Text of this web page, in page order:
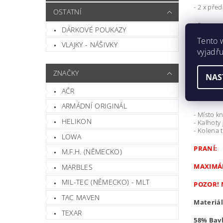
OSTATNÍ
DÁRKOVÉ POUKAZY
VLAJKY - NÁŠIVKY
ZNAČKY
AČR
ARMÁDNÍ ORIGINÁL
HELIKON
LOWA
M.F.H. (NĚMECKO)
MARBLES
MIL-TEC (NĚMECKO) - MLT
TAC MAVEN
TEXAR
- 2 x
- 2 x
- 2 x
- 2 x
- Místo
- Kalhoty
- Kolena
PRANÍ:
POZOR!
58%
Tento